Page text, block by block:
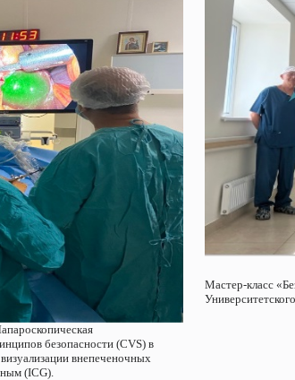
безопасности (CVS) в
внепеченочных
(ICG).
Мастер-класс